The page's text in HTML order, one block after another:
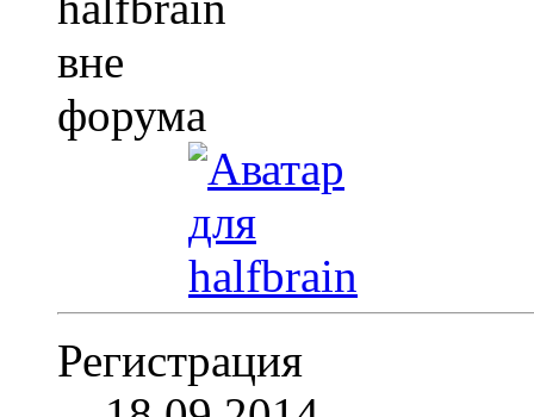
Регистрация